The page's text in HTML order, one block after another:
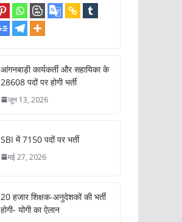
आंगनबाड़ी कार्यकर्ती और सहायिका के
28608 पदों पर होगी भर्ती
जून 13, 2026
SBI में 7150 पदों पर भर्ती
मई 27, 2026
20 हजार शिक्षक-अनुदेशकों की भर्ती
होगी- योगी का ऐलान